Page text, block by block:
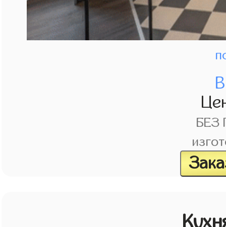
БЕЗ